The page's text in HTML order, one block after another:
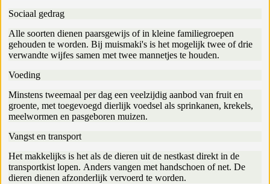
Sociaal gedrag
Alle soorten dienen paarsgewijs of in kleine familiegroepen
gehouden te worden. Bij muismaki's is het mogelijk twee of drie
verwandte wijfes samen met twee mannetjes te houden.
Voeding
Minstens tweemaal per dag een veelzijdig aanbod van fruit en
groente, met toegevoegd dierlijk voedsel als sprinkanen, krekels,
meelwormen en pasgeboren muizen.
Vangst en transport
Het makkelijks is het als de dieren uit de nestkast direkt in de
transportkist lopen. Anders vangen met handschoen of net. De
dieren dienen afzonderlijk vervoerd te worden.